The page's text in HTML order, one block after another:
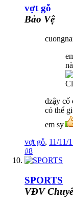
vợt gỗ
Bảo Vệ
dzậy cố
có thể
em sy
vợt gỗ, 11/11/
#8
SPORTS
VĐV